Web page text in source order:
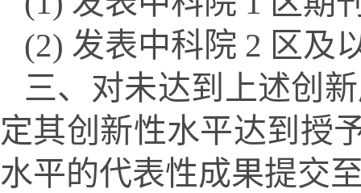
(2) 发表中科院 2 区及
三、对未达到上述创
定其创新性水平达到授
水平的代表性成果提交